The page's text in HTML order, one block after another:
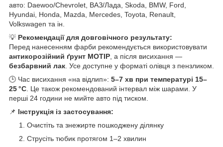
авто: Daewoo/Chevrolet, ВАЗ/Лада, Skoda, BMW, Ford,
Hyundai, Honda, Mazda, Mercedes, Toyota, Renault,
Volkswagen та ін.
💡 Рекомендації для довговічного результату:
Перед нанесенням фарби рекомендується використовувати
антикорозійний ґрунт MOTIP , а після висихання —
безбарвний лак . Усе доступне у форматі олівця з пензликом.
🕒 Час висихання «на відлип»: 5–7 хв при температурі 15–
25 °C . Це також рекомендований інтервал між шарами. У
перші 24 години не мийте авто під тиском.
📌 Інструкція із застосування:
Очистіть та знежирте пошкоджену ділянку
Струсіть тюбик протягом 1–2 хвилин